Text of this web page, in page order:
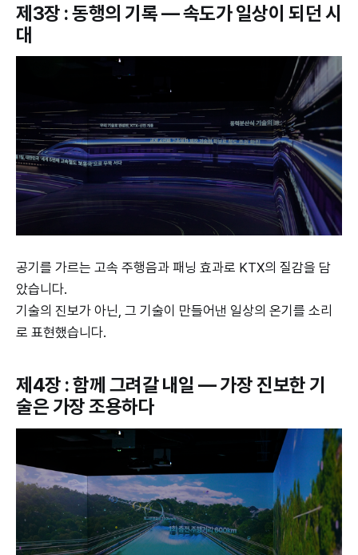
제3장 : 동행의 기록 — 속도가 일상이 되던 시
대
공기를 가르는 고속 주행음과 패닝 효과로 KTX의 질감을 담
았습니다.
기술의 진보가 아닌, 그 기술이 만들어낸 일상의 온기를 소리
로 표현했습니다.
제4장 : 함께 그려갈 내일 — 가장 진보한 기
술은 가장 조용하다